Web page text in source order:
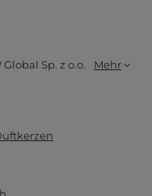
Global Sp. z o.o. Mehr